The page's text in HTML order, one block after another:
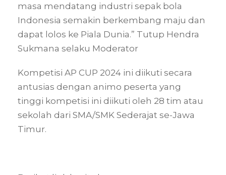
masa mendatang industri sepak bola
Indonesia semakin berkembang maju dan
dapat lolos ke Piala Dunia.” Tutup Hendra
Sukmana selaku Moderator
Kompetisi AP CUP 2024 ini diikuti secara
antusias dengan animo peserta yang
tinggi kompetisi ini diikuti oleh 28 tim atau
sekolah dari SMA/SMK Sederajat se-Jawa
Timur.